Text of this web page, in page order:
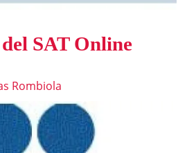
SAT Online
Rombiola